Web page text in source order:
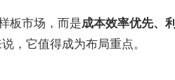
板市场，而是成本效率优先、
，它值得成为布局重点。